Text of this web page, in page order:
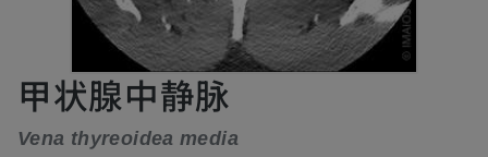
甲状腺中静脉
Vena thyreoidea media